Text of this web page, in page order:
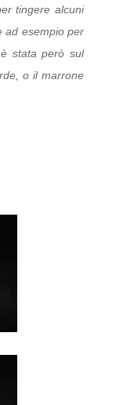
tingere alcuni
ad esempio per
stata però sul
o il marrone